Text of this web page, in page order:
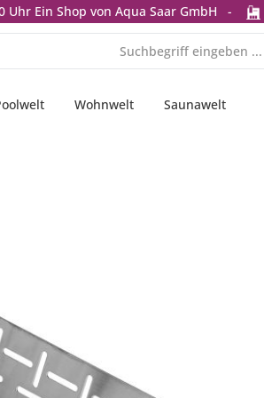
Uhr Ein Shop von Aqua Saar GmbH -
Wohnwelt Saunawelt